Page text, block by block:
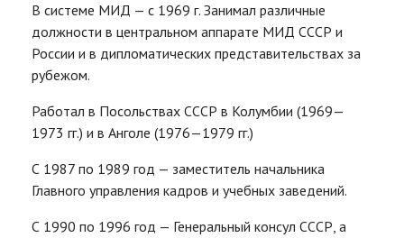
В системе МИД — с 1969 г. Занимал различные
должности в центральном аппарате МИД СССР и
России и в дипломатических представительствах за
рубежом.
Работал в Посольствах СССР в Колумбии (1969—
1973 гг.) и в Анголе (1976—1979 гг.)
С 1987 по 1989 год — заместитель начальника
Главного управления кадров и учебных заведений.
С 1990 по 1996 год — Генеральный консул СССР, а